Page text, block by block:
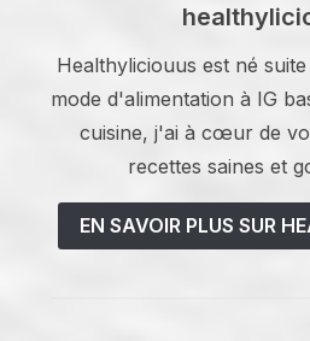
Healthyliciouus est né
mode d'alimentation à IG
cuisine, j'ai à cœur de
recettes saines et
EN SAVOIR PLUS SUR